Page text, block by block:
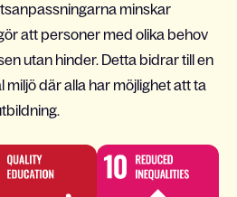
minskar
att personer med olika behov
utan hinder. Detta bidrar till en
där alla har möjlighet att ta